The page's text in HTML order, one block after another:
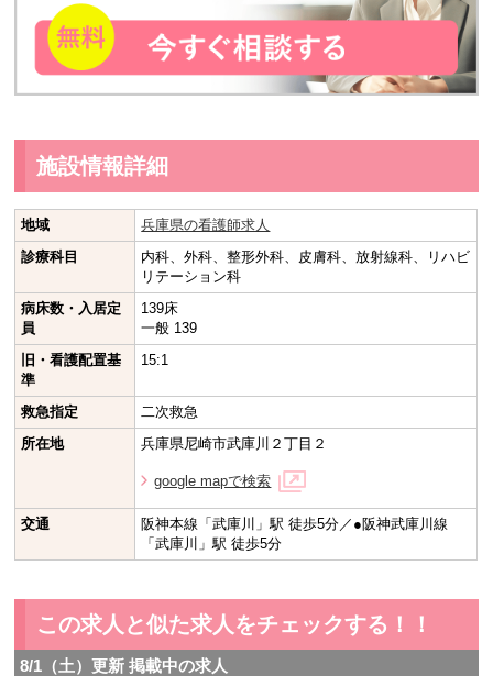
施設情報詳細
地域
兵庫県の看護師求人
診療科目
内科、外科、整形外科、皮膚科、放射線科、リハビ
リテーション科
病床数・入居定
員
139床
一般 139
旧・看護配置基
準
15:1
救急指定
二次救急
所在地
兵庫県尼崎市武庫川２丁目２
google mapで検索
交通
阪神本線「武庫川」駅 徒歩5分／●阪神武庫川線
「武庫川」駅 徒歩5分
この求人と似た求人をチェックする！！
8/1（土）更新 掲載中の求人